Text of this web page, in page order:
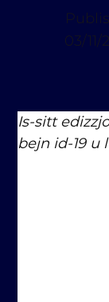
03/11/
Is-sitt
bejn id-19 u